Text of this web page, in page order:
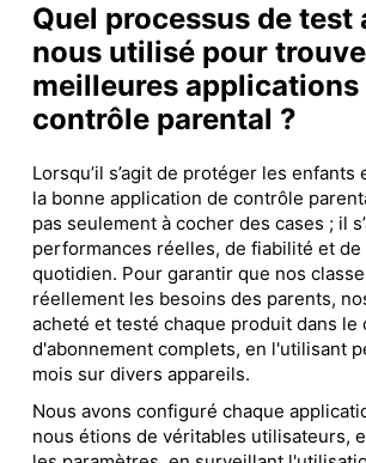
Quel processus de test
nous utilisé pour
meilleures applications
contrôle parental ?
Lorsqu’il s’agit de protéger les
la bonne application de contrôle
pas seulement à cocher des cases ; il
performances réelles, de fiabilité et de
quotidien. Pour garantir que nos
réellement les besoins des parents,
acheté et testé chaque produit dans le
d'abonnement complets, en l'utilisant
mois sur divers appareils.
Nous avons configuré chaque
nous étions de véritables utilisateurs,